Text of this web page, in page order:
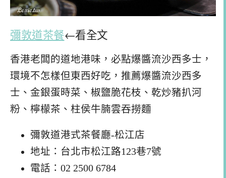
彌敦道茶餐←看全文
香港老闆的道地港味，必點爆醬流沙西多士，
環境不怎樣但東西好吃，推薦爆醬流沙西多
士、金銀蛋時菜、椒鹽脆花枝、乾炒豬扒河
粉、檸檬茶、柱侯牛腩雲吞撈麵
彌敦道港式茶餐廳-松江店
地址：台北市松江路123巷7號
電話：02 2500 6784